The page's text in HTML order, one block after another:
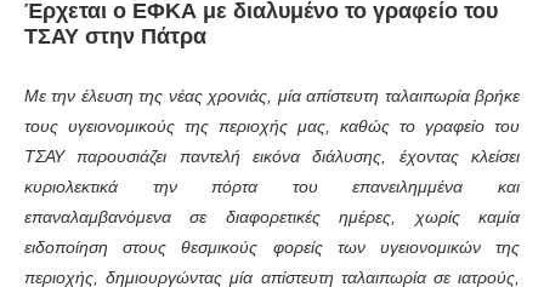
Έρχεται ο ΕΦΚΑ με διαλυμένο το γραφείο του
ΤΣΑΥ στην Πάτρα
Με την έλευση της νέας χρονιάς, μία απίστευτη ταλαιπωρία βρήκε
τους υγειονομικούς της περιοχής μας, καθώς το γραφείο του
ΤΣΑΥ παρουσιάζει παντελή εικόνα διάλυσης, έχοντας κλείσει
κυριολεκτικά την πόρτα του επανειλημμένα και
επαναλαμβανόμενα σε διαφορετικές ημέρες, χωρίς καμία
ειδοποίηση στους θεσμικούς φορείς των υγειονομικών της
περιοχής, δημιουργώντας μία απίστευτη ταλαιπωρία σε ιατρούς,